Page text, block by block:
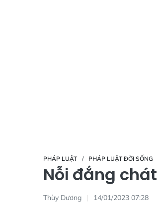
PHÁP LUẬT PHÁP LUẬT ĐỜI SỐNG
Nỗi đắng
Thùy Dương 14/01/2023 07:28